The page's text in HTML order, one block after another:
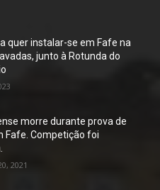
quer instalar-se em Fafe na
junto à Rotunda do
morre durante prova de
Fafe. Competição foi
2021